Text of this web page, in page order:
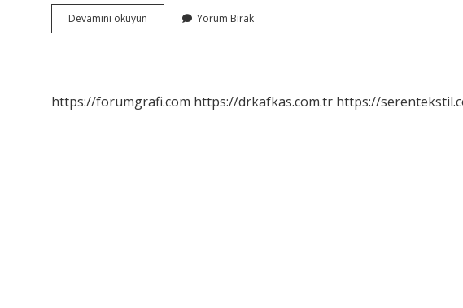
Devamını okuyun
Hesabına
Yorum Bırak
https://forumgrafi.com https://drkafkas.com.tr https://